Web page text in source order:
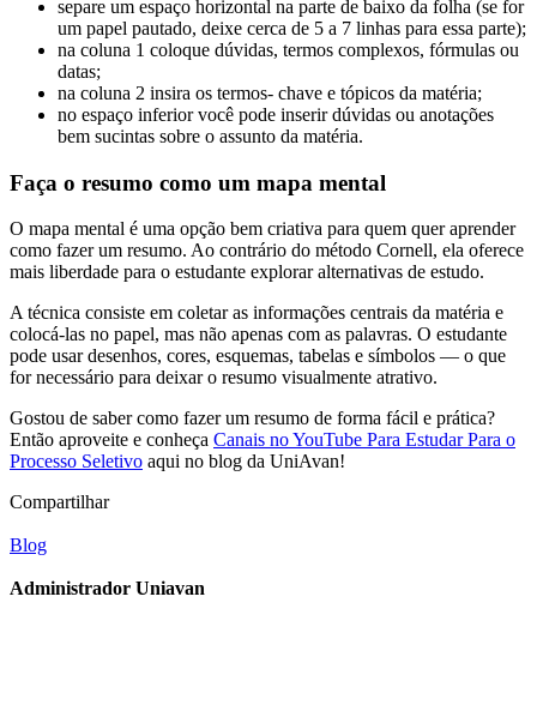
separe um espaço horizontal na parte de baixo da folha (se for
um papel pautado, deixe cerca de 5 a 7 linhas para essa parte);
na coluna 1 coloque dúvidas, termos complexos, fórmulas ou
datas;
na coluna 2 insira os termos- chave e tópicos da matéria;
no espaço inferior você pode inserir dúvidas ou anotações
bem sucintas sobre o assunto da matéria.
Faça o resumo como um mapa mental
O mapa mental é uma opção bem criativa para quem quer aprender
como fazer um resumo. Ao contrário do método Cornell, ela oferece
mais liberdade para o estudante explorar alternativas de estudo.
A técnica consiste em coletar as informações centrais da matéria e
colocá-las no papel, mas não apenas com as palavras. O estudante
pode usar desenhos, cores, esquemas, tabelas e símbolos — o que
for necessário para deixar o resumo visualmente atrativo.
Gostou de saber como fazer um resumo de forma fácil e prática?
Então aproveite e conheça Canais no YouTube Para Estudar Para o
Processo Seletivo aqui no blog da UniAvan!
Compartilhar
Blog
Administrador Uniavan